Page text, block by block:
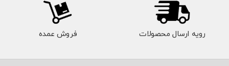
رویه ارسال محصولات فروش عمده